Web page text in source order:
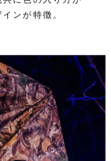
ンが特徴。